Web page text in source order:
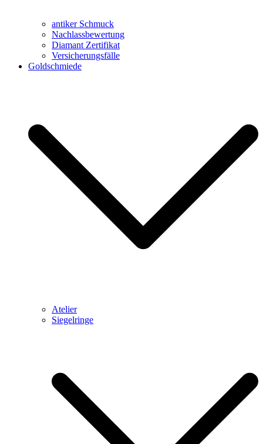
antiker Schmuck
Nachlassbewertung
Diamant Zertifikat
Versicherungsfälle
Goldschmiede
Atelier
Siegelringe